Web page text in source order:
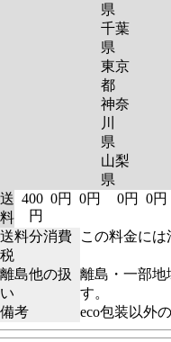
県
千葉
県
東京
都
神奈
川
県
山梨
県
送
料
400
円
0円 0円 0円 0円
送料分消費
税
この料金には
離島他の扱
い
離島・一部地
す。
備考
eco包装以外